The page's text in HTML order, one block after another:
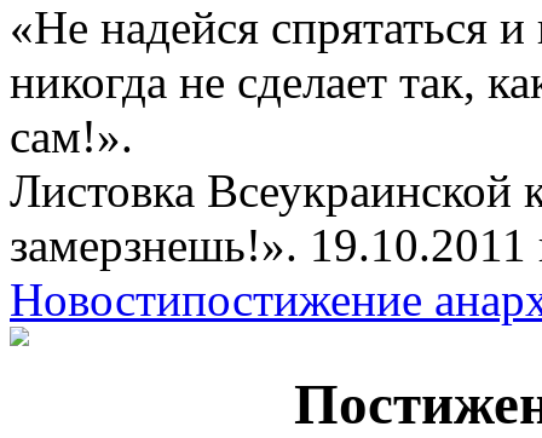
«Не надейся спрятаться
никогда не сделает так,
сам!».
Листовка Всеукраинской
замерзнешь!». 19.10.2011
Новостипостижение